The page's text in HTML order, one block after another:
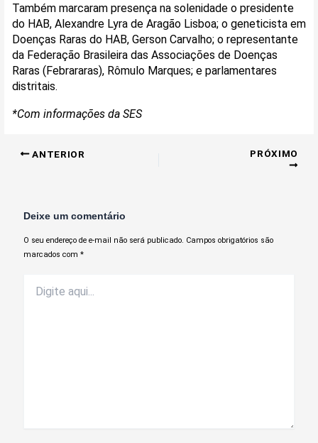
Também marcaram presença na solenidade o presidente
do HAB, Alexandre Lyra de Aragão Lisboa; o geneticista em
Doenças Raras do HAB, Gerson Carvalho; o representante
da Federação Brasileira das Associações de Doenças
Raras (Febrararas), Rômulo Marques; e parlamentares
distritais.
*Com informações da SES
ANTERIOR PRÓXIMO
Deixe um comentário
O seu endereço de e-mail não será publicado. Campos obrigatórios são
marcados com*
aqui...